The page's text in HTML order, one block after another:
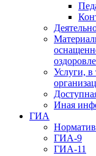
Услуги, в
Иная
ГИА
ГИА-9
ГИА-11